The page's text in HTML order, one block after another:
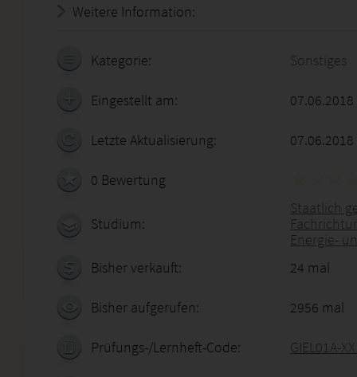
Weitere Information:
Kategorie: Sonstiges
Eingestellt am:
Letzte Aktualisierung: 07.06.2018
0 Bewertung
Studium:
Staatlich
Energie-
Bisher verkauft:
24 mal
Bisher aufgerufen: 2956 mal
Prüfungs-/Lernheft-Code: GIEL01A-